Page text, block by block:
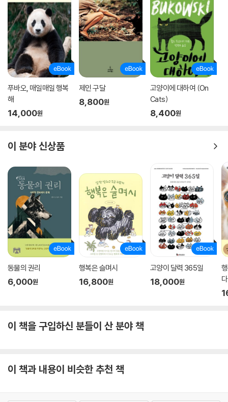
푸바오, 매일매일 행복
해
14,000원
제인 구달
8,800원
고양이에 대하여 (On
Cats)
8,400원
이 분야 신상품
동물의 권리
6,000원
행복은 슬며시
16,800원
고양이 달력 365일
18,000원
다
이 책을 구입하신 분들이 산 분야 책
이 책과 내용이 비슷한 추천 책